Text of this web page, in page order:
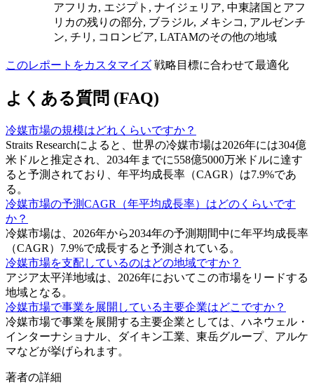
アフリカ, エジプト, ナイジェリア, 中東諸国とアフ
リカの残りの部分, ブラジル, メキシコ, アルゼンチ
ン, チリ, コロンビア, LATAMのその他の地域
このレポートをカスタマイズ 戦略目標に合わせて最適化
よくある質問 (FAQ)
冷媒市場の規模はどれくらいですか？
Straits Researchによると、世界の冷媒市場は2026年には304億
米ドルと推定され、2034年までに558億5000万米ドルに達す
ると予測されており、年平均成長率（CAGR）は7.9%であ
る。
冷媒市場の予測CAGR（年平均成長率）はどのくらいです
か？
冷媒市場は、2026年から2034年の予測期間中に年平均成長率
（CAGR）7.9%で成長すると予測されている。
冷媒市場を支配しているのはどの地域ですか？
アジア太平洋地域は、2026年においてこの市場をリードする
地域となる。
冷媒市場で事業を展開している主要企業はどこですか？
冷媒市場で事業を展開する主要企業としては、ハネウェル・
インターナショナル、ダイキン工業、東岳グループ、アルケ
マなどが挙げられます。
著者の詳細